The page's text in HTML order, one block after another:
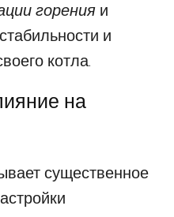
горения и
и
котла.
на
существенное